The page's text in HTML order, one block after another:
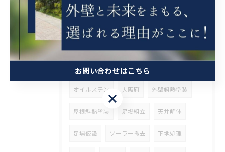
ベランダ防水 兵庫県
オイルステン 大阪府 外壁斜熱塗装
屋根斜熱塗装 足場組立 天井解体
足場仮設 ソーラー撤去 下地処理
お問い合わせはこちら
お問い合わせはこちら